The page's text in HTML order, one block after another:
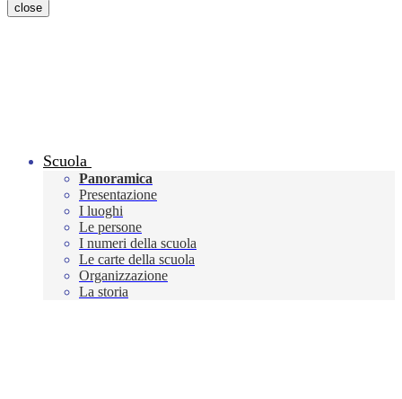
close
Scuola
Panoramica
Presentazione
I luoghi
Le persone
I numeri della scuola
Le carte della scuola
Organizzazione
La storia